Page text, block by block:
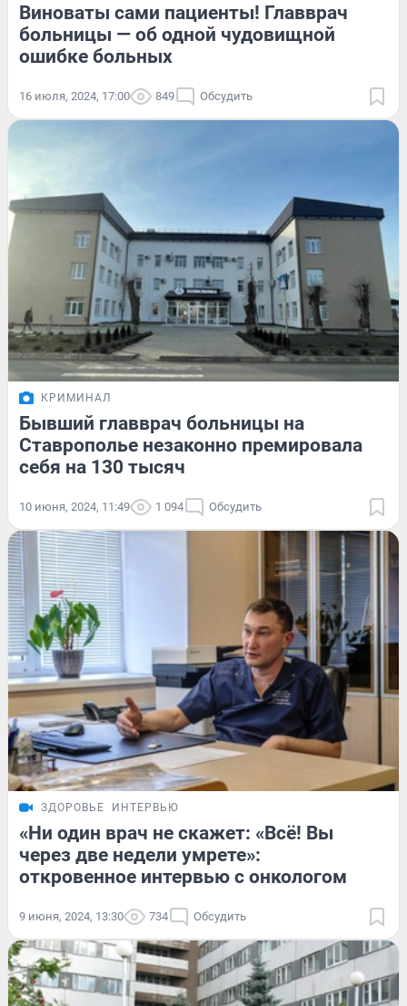
Виноваты сами пациенты! Главврач
больницы — об одной чудовищной
ошибке больных
16 июля, 2024, 17:00 849 Обсудить
КРИМИНАЛ
Бывший главврач больницы на
Ставрополье незаконно премировала
себя на 130 тысяч
10 июня, 2024, 11:49 1 094 Обсудить
ЗДОРОВЬЕ ИНТЕРВЬЮ
«Ни один врач не скажет: «Всё! Вы
через две недели умрете»:
откровенное интервью с онкологом
9 июня, 2024, 13:30 734 Обсудить